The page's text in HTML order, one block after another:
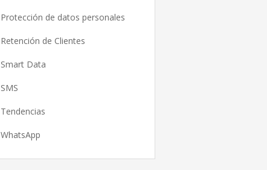
Protección de datos personales
Retención de Clientes
Smart Data
SMS
Tendencias
WhatsApp